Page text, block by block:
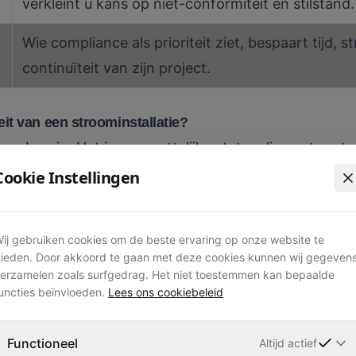
verkleint u kans op niet-conformiteit en stilstand.
Wie compliance als prioriteit ziet, bespaart tijd,
continuïteit van zijn project.
van een stroominstallatie?
begrip. Het is een wettelijke status die aantoont
geldende veiligheidsnormen. In België is de
de Elektrische Installaties
, beter bekend als het
tijdelijke installaties, inclusief de
plaatst.
van een elektrische installatie dat deze
elektrische keuring door een erkend
het sleuteldocument. Het bewijst dat een
Instellingen
gebruiken cookies om de beste ervaring op onze website te
Door akkoord te gaan met deze cookies kunnen wij
zoals surfgedrag. Het niet toestemmen kan bepaalde
beïnvloeden. Lees ons cookiebeleid
Functioneel Altijd actief